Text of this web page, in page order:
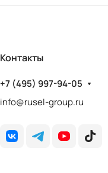
Контакты
+7 (495) 997-94-05
info@rusel-group.ru